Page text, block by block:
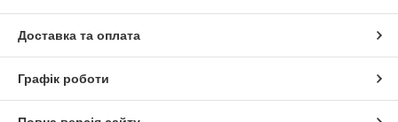
Доставка та оплата
Графік роботи